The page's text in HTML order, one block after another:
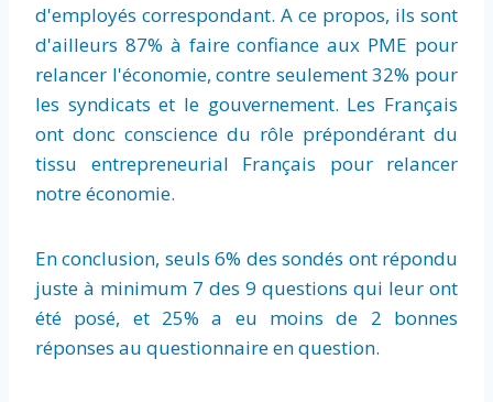
d'employés correspondant. A ce propos, ils sont
d'ailleurs 87% à faire confiance aux PME pour
relancer l'économie, contre seulement 32% pour
les syndicats et le gouvernement. Les Français
ont donc conscience du rôle prépondérant du
tissu entrepreneurial Français pour relancer
notre économie.
En conclusion, seuls 6% des sondés ont répondu
juste à minimum 7 des 9 questions qui leur ont
été posé, et 25% a eu moins de 2 bonnes
réponses au questionnaire en question.